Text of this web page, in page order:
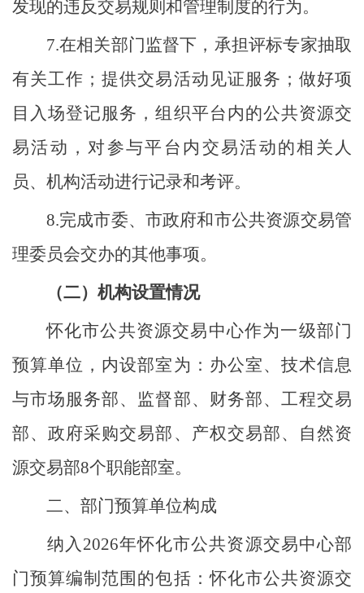
发现的违反交易规则和管理制度的行为。
7.在相关部门监督下，承担评标专家抽取
有关工作；提供交易活动见证服务；做好项
目入场登记服务，组织平台内的公共资源交
易活动，对参与平台内交易活动的相关人
员、机构活动进行记录和考评。
8.完成市委、市政府和市公共资源交易管
理委员会交办的其他事项。
（二）机构设置情况
怀化市公共资源交易中心作为一级部门
预算单位，内设部室为：办公室、技术信息
与市场服务部、监督部、财务部、工程交易
部、政府采购交易部、产权交易部、自然资
源交易部8个职能部室。
二、部门预算单位构成
纳入 2026年怀化市公共资源交易中心部
门预算编制范围的包括：怀化市公共资源交